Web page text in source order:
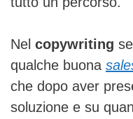
Nel copywriting
qualche buona
che dopo aver
soluzione e su